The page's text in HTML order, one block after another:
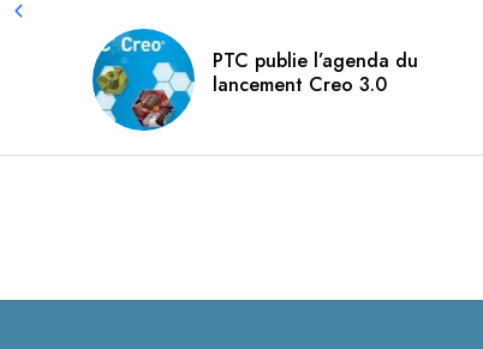
PTC publie l’agenda du
lancement Creo 3.0